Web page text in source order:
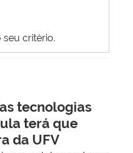
critério.
tecnologias
terá que
da UFV